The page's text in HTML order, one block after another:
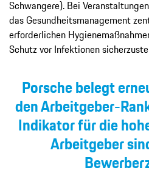
Schwangere). Bei
das Gesundheitsmanagement
erforderlichen
Schutz vor Infektionen
Porsche belegt
den Arbeitgeber-
Indikator für die
Arbeitgeber